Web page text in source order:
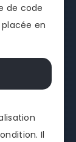
de code
en
Il